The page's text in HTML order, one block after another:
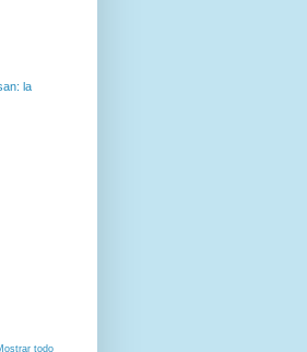
la
todo